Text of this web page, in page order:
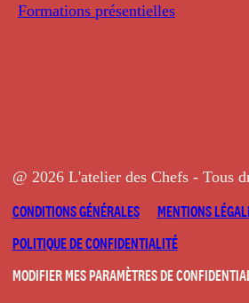
Formations présentielles
@ 2026 L'atelier des Chefs - Tous
CONDITIONS GÉNÉRALES
MENTIONS
POLITIQUE DE CONFIDENTIALITÉ
MODIFIER MES PARAMÈTRES DE